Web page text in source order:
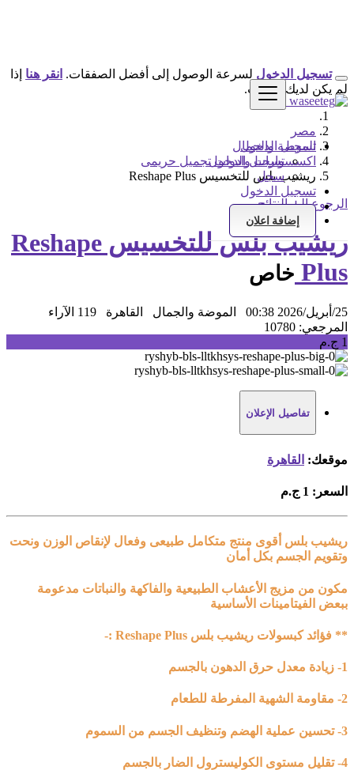
تسجيل الدخول
تسجيل الدخول
سجل
تسجيل الدخول
سجل
إضافة اعلان
تسجيل الدخول لسرعة الوصول إلى أفضل الصفقات. انقر هنا إذا
لم يكن لديك حساب.
مصر
الموضة والجمال
اكسسوارات وادوات تجميل حريمى
ريشيب بلس للتخسيس Reshape Plus
الرجوع إلى النتائج
ريشيب بلس للتخسيس Reshape
Plus خاص
25/أبريل/2026 00:38 الموضة والجمال القاهرة
119 الآراء
المرجعي: 10780
1 ج.م
تفاصيل الإعلان
موقعك: القاهرة
السعر: 1 ج.م
ريشيب بلس أقوى منتج متكامل طبيعى وفعال لإنقاص الوزن ونحت
وتقويم الجسم بكل أمان
مكون من مزيج الأعشاب الطبيعية والفاكهة والنباتات مدعومة
ببعض الفيتامينات الأساسية
** فؤائد كبسولات ريشيب بلس Reshape Plus :-
1- زيادة معدل حرق الدهون بالجسم
2- مقاومة الشهية المفرطة للطعام
3- تحسين عملية الهضم وتنظيف الجسم من السموم
4- تقليل مستوى الكوليسترول الضار بالجسم